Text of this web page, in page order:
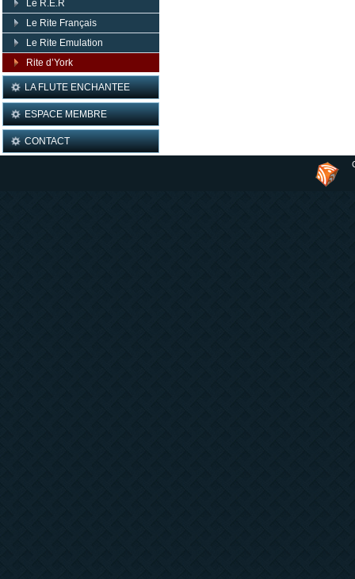
Le R.E.R
Le Rite Français
Le Rite Emulation
Rite d’York
LA FLUTE ENCHANTEE
ESPACE MEMBRE
CONTACT